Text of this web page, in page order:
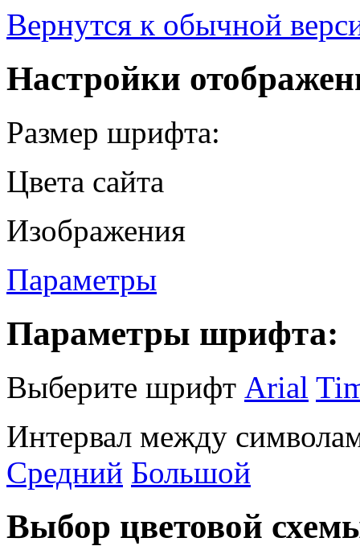
Вернутся к обычной
Настройки
Размер шрифта:
Цвета сайта
Изображения
Параметры
Параметры шрифта:
Выберите шрифт Arial
Интервал между
Средний Большой
Выбор цветовой